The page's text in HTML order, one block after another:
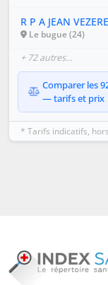
R P A JEAN VEZERE
Le bugue (24)
+ 72 autres…
Comparer les
— tarifs et prix
* Tarifs indicatifs,